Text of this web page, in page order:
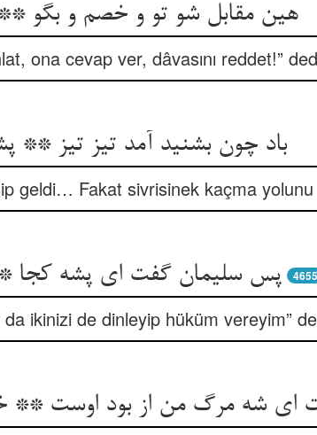
هین مقابل شو تو و خصم و بگو
ona cevap ver, dâvasını reddet!”
باد چون بشنید آمد تیز تیز **
geldi… Fakat sivrisinek kaçma
پس سلیمان گفت ای پشه کجا 4655
ikinizi de dinleyip hüküm vereyim”
ای شه مرگ من از بود اوست **